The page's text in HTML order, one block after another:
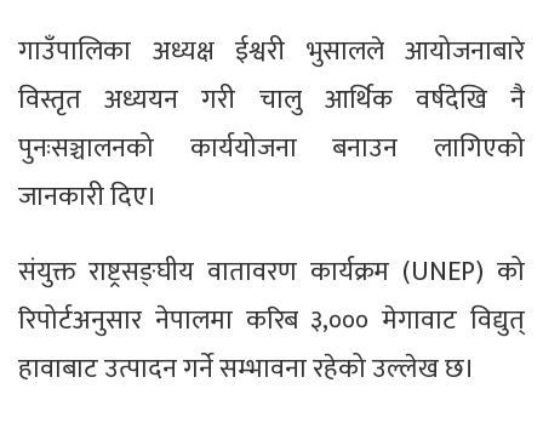
गाउँपालिका अध्यक्ष ईश्वरी भुसालले आयोजनाबारे
विस्तृत अध्ययन गरी चालु आर्थिक वर्षदेखि नै
पुनःसञ्चालनको कार्ययोजना बनाउन लागिएको
जानकारी दिए।
संयुक्त राष्ट्रसङ्घीय वातावरण कार्यक्रम (UNEP) को
रिपोर्टअनुसार नेपालमा करिब ३,००० मेगावाट विद्युत्
हावाबाट उत्पादन गर्ने सम्भावना रहेको उल्लेख छ।